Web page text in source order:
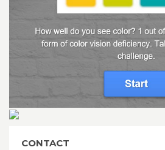
CONTACT